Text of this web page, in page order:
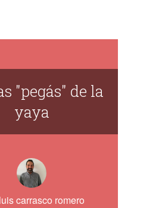
"pegás" de la
yaya
carrasco romero